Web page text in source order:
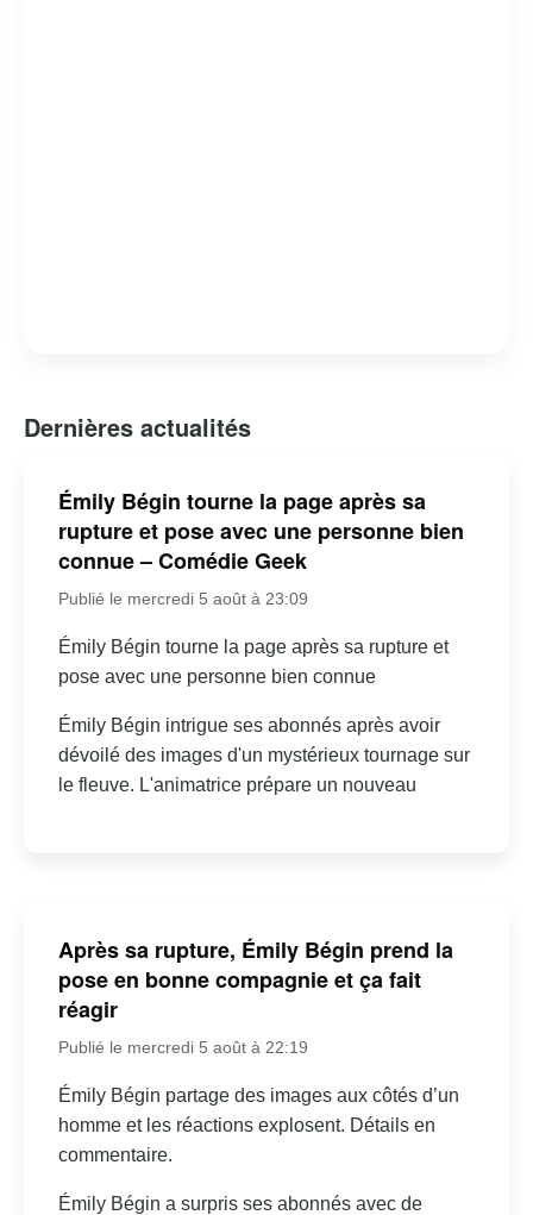
Dernières actualités
Émily Bégin tourne la page après sa
rupture et pose avec une personne bien
connue – Comédie Geek
Publié le mercredi 5 août à 23:09
Émily Bégin tourne la page après sa rupture et
pose avec une personne bien connue
Émily Bégin intrigue ses abonnés après avoir
dévoilé des images d'un mystérieux tournage sur
le fleuve. L'animatrice prépare un nouveau
Après sa rupture, Émily Bégin prend la
pose en bonne compagnie et ça fait
réagir
Publié le mercredi 5 août à 22:19
Émily Bégin partage des images aux côtés d’un
homme et les réactions explosent. Détails en
commentaire.
Émily Bégin a surpris ses abonnés avec de